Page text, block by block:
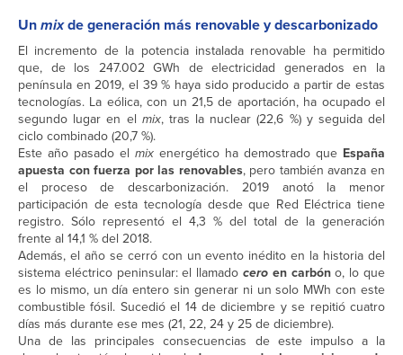
Unmixde generación más renovable y descarbonizado
El incremento de la potencia instalada renovable ha permitido
que, de los 247.002 GWh de electricidad generados en la
península en 2019, el 39 % haya sido producido a partir de estas
tecnologías. La eólica, con un 21,5 de aportación, ha ocupado el
segundo lugar en el mix, tras la nuclear (22,6 %) y seguida del
ciclo combinado (20,7 %).
Este año pasado el mix energético ha demostrado que España
apuesta con fuerza por las renovables, pero también avanza en
el proceso de descarbonización. 2019 anotó la menor
participación de esta tecnología desde que Red Eléctrica tiene
registro. Sólo representó el 4,3 % del total de la generación
frente al 14,1 % del 2018.
Además, el año se cerró con un evento inédito en la historia del
sistema eléctrico peninsular: el llamado cero en carbóno, lo que
es lo mismo, un día entero sin generar ni un solo MWh con este
combustible fósil. Sucedió el 14 de diciembre y se repitió cuatro
días más durante ese mes (21, 22, 24 y 25 de diciembre).
Una de las principales consecuencias de este impulso a la